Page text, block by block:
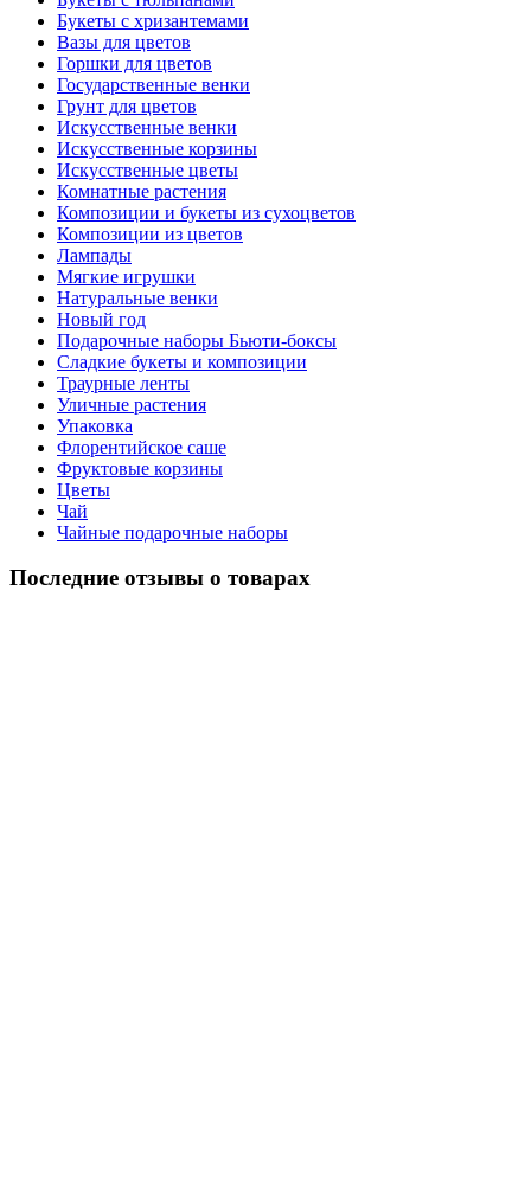
Букеты с хризантемами
Вазы для цветов
Горшки для цветов
Государственные венки
Грунт для цветов
Искусственные венки
Искусственные корзины
Искусственные цветы
Комнатные растения
Композиции и букеты из сухоцветов
Композиции из цветов
Лампады
Мягкие игрушки
Натуральные венки
Новый год
Подарочные наборы Бьюти-боксы
Сладкие букеты и композиции
Траурные ленты
Уличные растения
Упаковка
Флорентийское саше
Фруктовые корзины
Цветы
Чай
Чайные подарочные наборы
Последние отзывы о товарах